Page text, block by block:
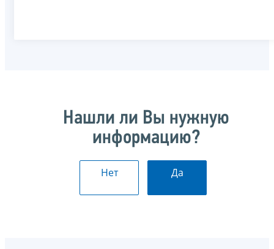
Нашли ли Вы нужную
информацию?
Нет Да